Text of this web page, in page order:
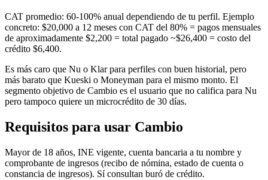
CAT promedio: 60-100% anual dependiendo de tu perfil. Ejemplo
concreto: $20,000 a 12 meses con CAT del 80% = pagos mensuales
de aproximadamente $2,200 = total pagado ~$26,400 = costo del
crédito $6,400.
Es más caro que Nu o Klar para perfiles con buen historial, pero
más barato que Kueski o Moneyman para el mismo monto. El
segmento objetivo de Cambio es el usuario que no califica para Nu
pero tampoco quiere un microcrédito de 30 días.
Requisitos para usar Cambio
Mayor de 18 años, INE vigente, cuenta bancaria a tu nombre y
comprobante de ingresos (recibo de nómina, estado de cuenta o
constancia de ingresos). Sí consultan buró de crédito.